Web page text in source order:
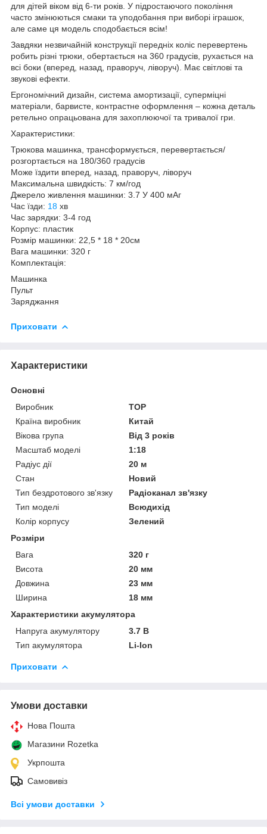
для дітей віком від 6-ти років. У підростаючого покоління
часто змінюються смаки та уподобання при виборі іграшок,
але саме ця модель сподобається всім!
Завдяки незвичайній конструкції передніх коліс перевертень
робить різні трюки, обертається на 360 градусів, рухається на
всі боки (вперед, назад, праворуч, ліворуч). Має світлові та
звукові ефекти.
Ергономічний дизайн, система амортизації, суперміцні
матеріали, барвисте, контрастне оформлення – кожна деталь
ретельно опрацьована для захоплюючої та тривалої гри.
Характеристики:
Трюкова машинка, трансформується, перевертається/
розгортається на 180/360 градусів
Може їздити вперед, назад, праворуч, ліворуч
Максимальна швидкість: 7 км/год
Джерело живлення машинки: 3.7 У 400 мАг
Час їзди: 18 хв
Час зарядки: 3-4 год
Корпус: пластик
Розмір машинки: 22,5 * 18 * 20см
Вага машинки: 320 г
Комплектація:
Машинка
Пульт
Заряджання
Приховати
Характеристики
Основні
Виробник
TOP
Країна виробник
Китай
Вікова група
Від 3 років
Масштаб моделі
1:18
Радіус дії
20 м
Стан
Новий
Тип бездротового зв'язку
Радіоканал зв'язку
Тип моделі
Всюдихід
Колір корпусу
Зелений
Розміри
Вага
320 г
Висота
20 мм
Довжина
23 мм
Ширина
18 мм
Характеристики акумулятора
Напруга акумулятору
3.7 В
Тип акумулятора
Li-Ion
Приховати
Умови доставки
Нова Пошта
Магазини Rozetka
Укрпошта
Самовивіз
Всі умови доставки